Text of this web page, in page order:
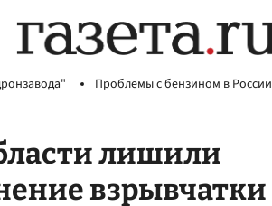
Проблемы с бензином в России
лишили
взрывчатки